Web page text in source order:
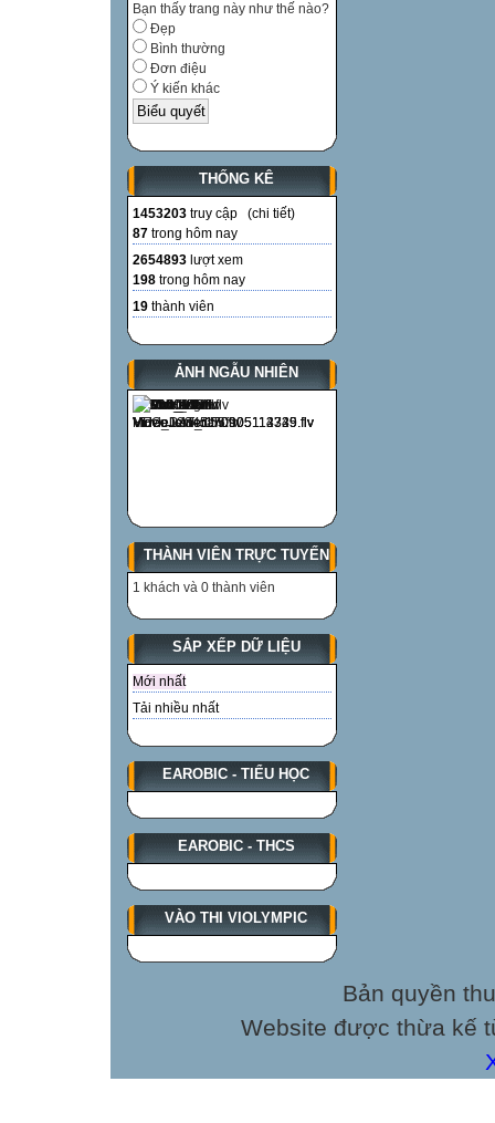
Bạn thấy trang này như thế nào?
Đẹp
Bình thường
Đơn điệu
Ý kiến khác
THỐNG KÊ
1453203 truy cập (chi tiết)
87 trong hôm nay
2654893 lượt xem
198 trong hôm nay
19 thành viên
ẢNH NGẪU NHIÊN
THÀNH VIÊN TRỰC TUYẾN
1 khách và 0 thành viên
SẮP XẾP DỮ LIỆU
Mới nhất
Tải nhiều nhất
EAROBIC - TIỂU HỌC
EAROBIC - THCS
VÀO THI VIOLYMPIC
Bản quyền
Website được thừa kế